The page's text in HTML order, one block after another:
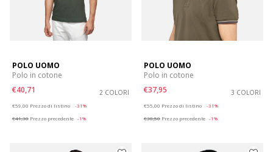
POLO UOMO
Polo in cotone
€40,71
2 COLORI
€59,00 Prezzo di listino
-31%
€41,30 Prezzo precedente -1%
POLO UOMO
Polo in cotone
€37,95
3 COLORI
€55,00 Prezzo di listino
-31%
€38,50 Prezzo precedente -1%